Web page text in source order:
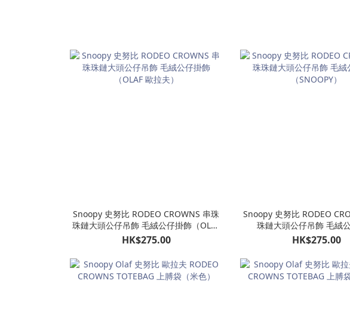
Snoopy 史努比 RODEO CROWNS 串珠
珠鏈大頭公仔吊飾 毛絨公仔掛飾（OLAF
歐拉夫）
HK$275.00
Snoopy 史努比 RODEO
珠鏈大頭公仔吊飾 毛絨
（SNOOPY）
HK$275.00